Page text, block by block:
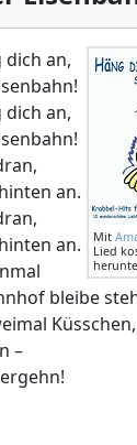
Mit
Lied
dich an,
dich an,
an.
an.
bleibe
–